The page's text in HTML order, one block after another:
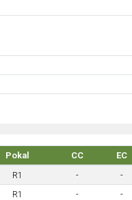
Pokal CC EC
R1 - -
R1 - -